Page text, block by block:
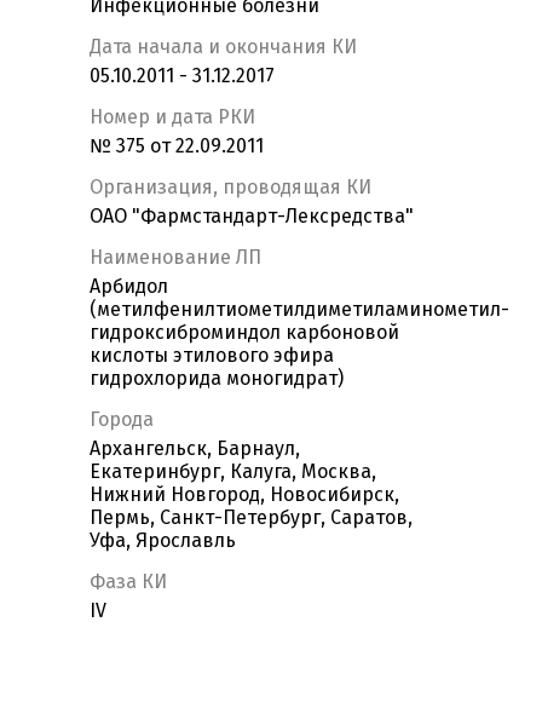
Инфекционные болезни
Дата начала и окончания КИ
05.10.2011 - 31.12.2017
Номер и дата РКИ
№ 375 от 22.09.2011
Организация, проводящая КИ
ОАО "Фармстандарт-Лексредства"
Наименование ЛП
Арбидол
(метилфенилтиометилдиметиламинометил-
гидроксиброминдол карбоновой
кислоты этилового эфира
гидрохлорида моногидрат)
Города
Архангельск, Барнаул,
Екатеринбург, Калуга, Москва,
Нижний Новгород, Новосибирск,
Пермь, Санкт-Петербург, Саратов,
Уфа, Ярославль
Фаза КИ
IV